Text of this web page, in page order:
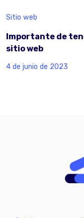
Sitio web
Importante de
sitio web
4 de junio de 2023